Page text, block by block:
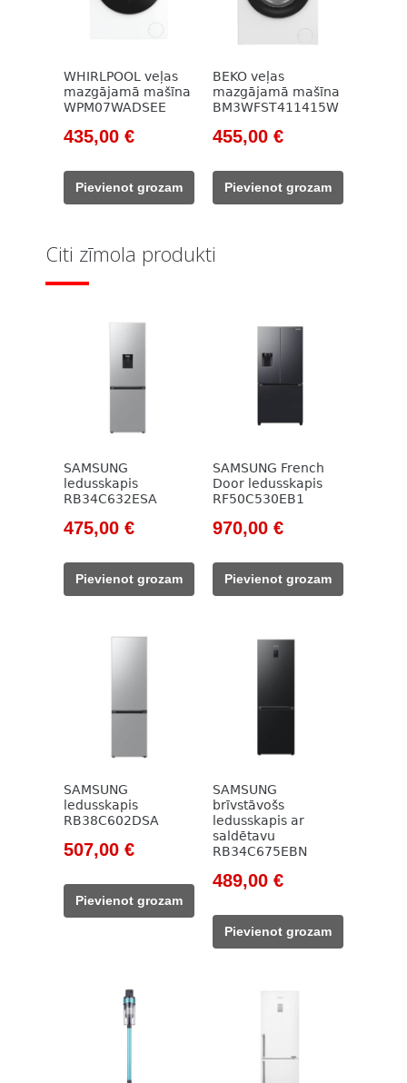
WHIRLPOOL veļas
mazgājamā mašīna
WPM07WADSEE
Original
was:
554,00 €.
435,00 €Current
435,00 €.
Pievienot grozam
BEKO veļas
mazgājamā mašīna
BM3WFST411415W
Original
was:
785,00 €.
455,00 €Current
455,00 €.
Pievienot grozam
Citi zīmola produkti
SAMSUNG
ledusskapis
RB34C632ESA
Original
was:
585,00 €.
475,00 €Current
475,00 €.
Pievienot grozam
SAMSUNG French
Door ledusskapis
RF50C530EB1
Original
was:
1
970,00 €Current
970,00 €.
Pievienot grozam
SAMSUNG
ledusskapis
RB38C602DSA
Original
was:
686,00 €.
507,00 €Current
507,00 €.
Pievienot grozam
SAMSUNG
brīvstāvošs
ledusskapis ar
saldētavu
RB34C675EBN
Original
was:
689,00 €.
489,00 €Current
489,00 €.
Pievienot grozam